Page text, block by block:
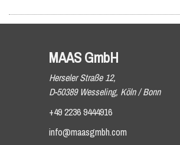
MAAS GmbH
Herseler Straße 12,
D-50389 Wesseling, Köln / Bonn
+49 2236 9444916
info@maasgmbh.com